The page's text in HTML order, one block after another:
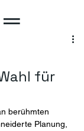
für
berühmten
Planung,